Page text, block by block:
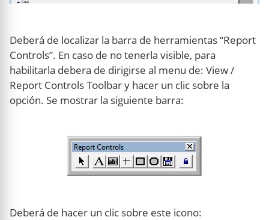
Deberá de localizar la barra de herramientas “Report
Controls”. En caso de no tenerla visible, para
habilitarla debera de dirigirse al menu de: View /
Report Controls Toolbar y hacer un clic sobre la
opción. Se mostrar la siguiente barra:
Deberá de hacer un clic sobre este icono: